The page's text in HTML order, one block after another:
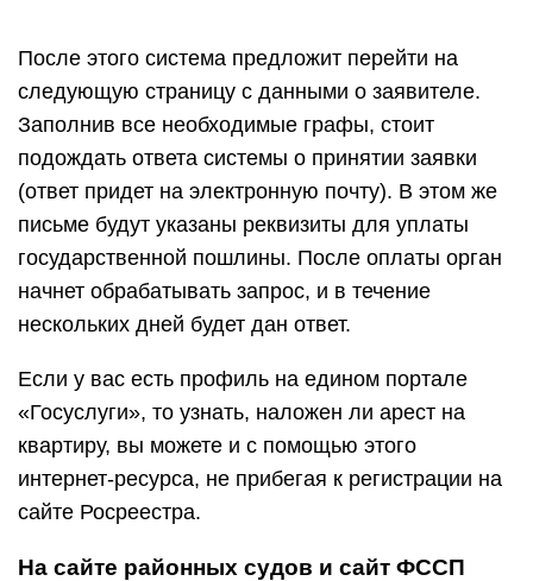
После этого система предложит перейти на
следующую страницу с данными о заявителе.
Заполнив все необходимые графы, стоит
подождать ответа системы о принятии заявки
(ответ придет на электронную почту). В этом же
письме будут указаны реквизиты для уплаты
государственной пошлины. После оплаты орган
начнет обрабатывать запрос, и в течение
нескольких дней будет дан ответ.
Если у вас есть профиль на едином портале
«Госуслуги», то узнать, наложен ли арест на
квартиру, вы можете и с помощью этого
интернет-ресурса, не прибегая к регистрации на
сайте Росреестра.
На сайте районных судов и сайт ФССП